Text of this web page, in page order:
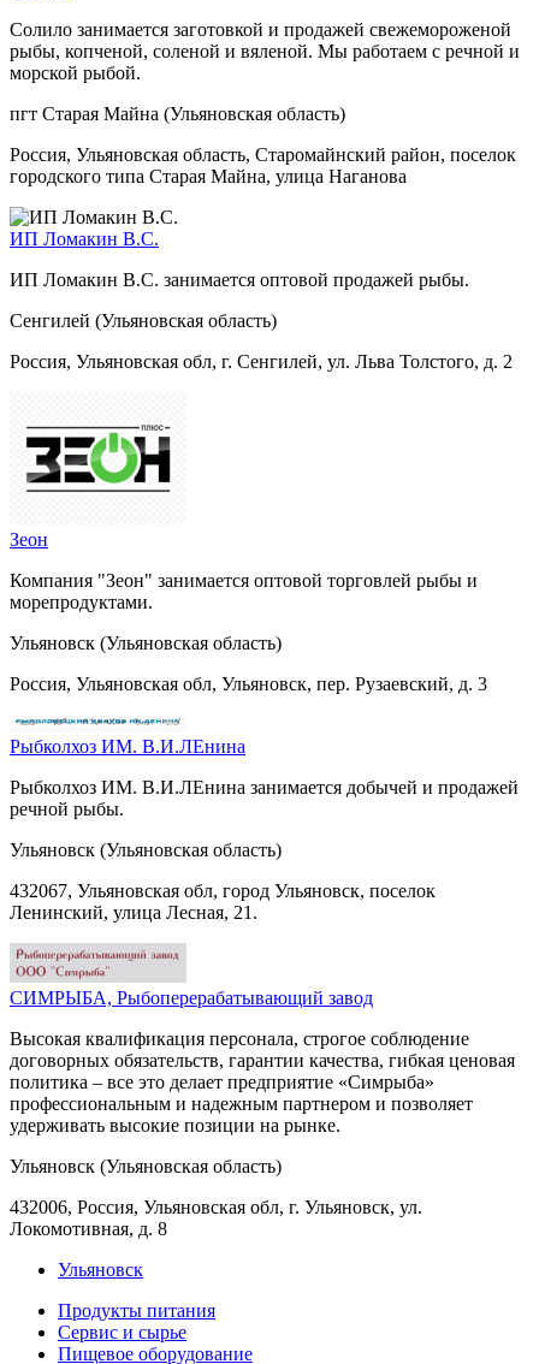
Солило занимается заготовкой и продажей свежемороженой
рыбы, копченой, соленой и вяленой. Мы работаем с речной и
морской рыбой.
пгт Старая Майна (Ульяновская область)
Россия, Ульяновская область, Старомайнский район, поселок
городского типа Старая Майна, улица Наганова
ИП Ломакин В.С.
ИП Ломакин В.С. занимается оптовой продажей рыбы.
Сенгилей (Ульяновская область)
Россия, Ульяновская обл, г. Сенгилей, ул. Льва Толстого, д. 2
Зеон
Компания "Зеон" занимается оптовой торговлей рыбы и
морепродуктами.
Ульяновск (Ульяновская область)
Россия, Ульяновская обл, Ульяновск, пер. Рузаевский, д. 3
Рыбколхоз ИМ. В.И.ЛЕнина
Рыбколхоз ИМ. В.И.ЛЕнина занимается добычей и продажей
речной рыбы.
Ульяновск (Ульяновская область)
432067, Ульяновская обл, город Ульяновск, поселок
Ленинский, улица Лесная, 21.
СИМРЫБА, Рыбоперерабатывающий завод
Высокая квалификация персонала, строгое соблюдение
договорных обязательств, гарантии качества, гибкая ценовая
политика – все это делает предприятие «Симрыба»
профессиональным и надежным партнером и позволяет
удерживать высокие позиции на рынке.
Ульяновск (Ульяновская область)
432006, Россия, Ульяновская обл, г. Ульяновск, ул.
Локомотивная, д. 8
Ульяновск
Продукты питания
Сервис и сырье
Пищевое оборудование